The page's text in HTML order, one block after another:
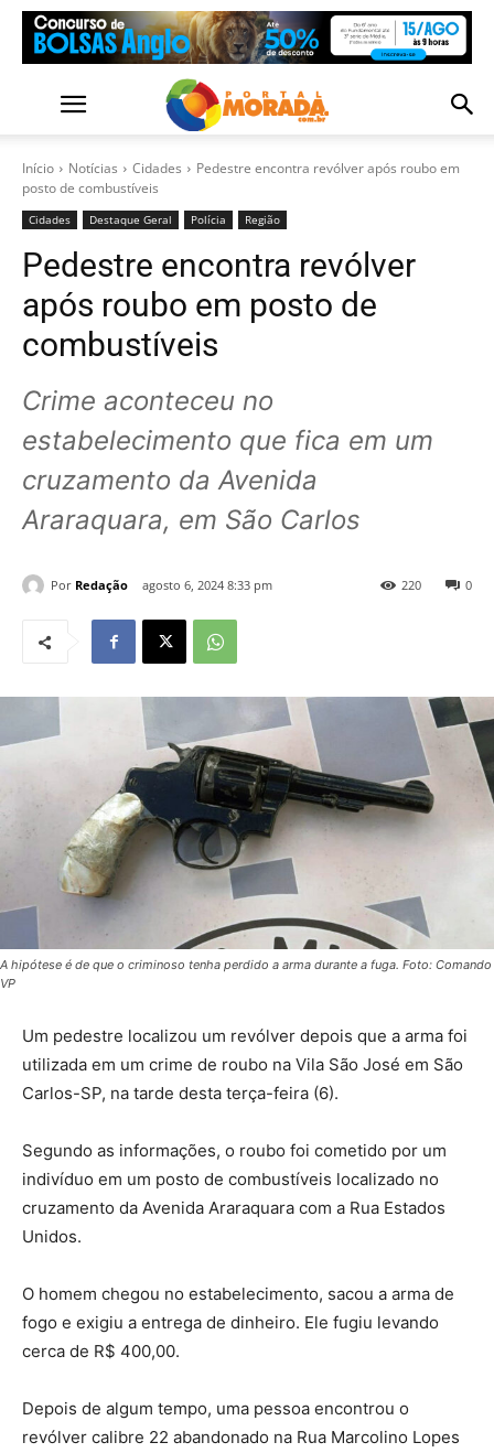
Início Notícias Cidades
Pedestre encontra revólver após roubo em
posto de combustíveis
Cidades Destaque Geral Polícia Região
Pedestre encontra revólver
após roubo em posto de
combustíveis
Crime aconteceu no
estabelecimento que fica em um
cruzamento da Avenida
Araraquara, em São Carlos
Por Redação agosto 6, 2024 8:33 pm 0
220
A hipótese é de que o criminoso tenha perdido a arma durante a fuga. Foto: Comando
VP
Um pedestre localizou um revólver depois que a arma foi
utilizada em um crime de roubo na Vila São José em São
Carlos-SP, na tarde desta terça-feira (6).
Segundo as informações, o roubo foi cometido por um
indivíduo em um posto de combustíveis localizado no
cruzamento da Avenida Araraquara com a Rua Estados
Unidos.
O homem chegou no estabelecimento, sacou a arma de
fogo e exigiu a entrega de dinheiro. Ele fugiu levando
cerca de R$ 400,00.
Depois de algum tempo, uma pessoa encontrou o
revólver calibre 22 abandonado na Rua Marcolino Lopes